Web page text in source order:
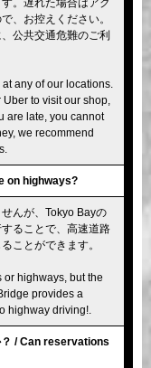
、お控えください。
公共交通危難のご利
any of our locations.
to visit our shop,
are late, you cannot
we recommend
on highways?
んが、Tokyo Bayの
ることで、高速道路
ことができます。
highways, but the
provides a
highway driving!.
？ / Can reservations